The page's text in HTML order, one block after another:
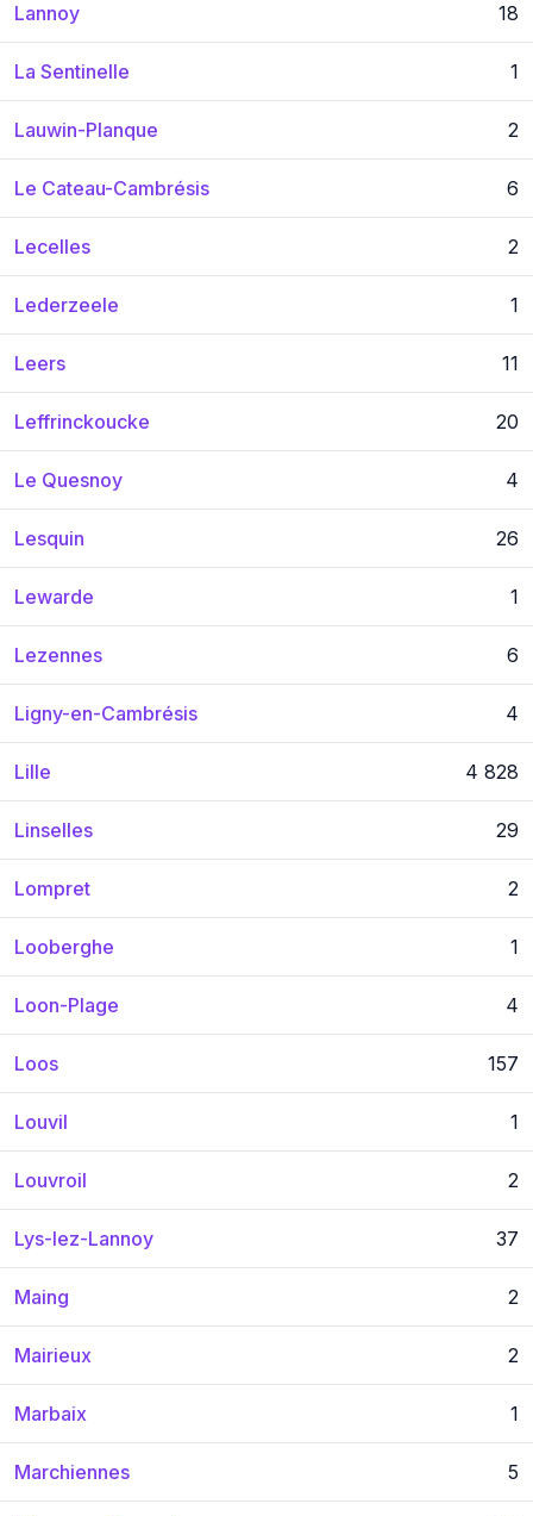
Lannoy 18
La Sentinelle 1
Lauwin-Planque 2
Le Cateau-Cambrésis 6
Lecelles 2
Lederzeele 1
Leers 11
Leffrinckoucke 20
Le Quesnoy 4
Lesquin 26
Lewarde 1
Lezennes 6
Ligny-en-Cambrésis 4
Lille 4 828
Linselles 29
Lompret 2
Looberghe 1
Loon-Plage 4
Loos 157
Louvil 1
Louvroil 2
Lys-lez-Lannoy 37
Maing 2
Mairieux 2
Marbaix 1
Marchiennes 5